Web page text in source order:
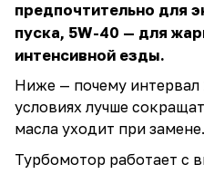
предпочтительно для
пуска, 5W-40 — для
интенсивной езды.
Ниже — почему
условиях лучше
масла уходит при замене.
Турбомотор работает с